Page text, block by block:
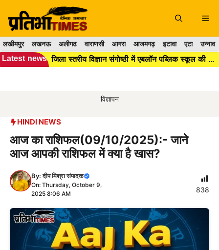
content
लखीमपुर लखनऊ अलीगढ वाराणसी आगरा आजमगढ़ इटावा एटा उन्नाव
Latest news जिला स्तरीय विज्ञान संगोष्ठी में एबलॉन पब्लिक स्कूल की छात्रा आराध्या वर्मा प्रथम, प्रदेश स्तर के लि...
विज्ञापन
HINDI NEWS
आज का राशिफल(09/10/2025):- जाने
आज आपकी राशिफल में क्या है खास?
By:दीप मिश्रा संपादक
On: Thursday, October 9,
2025 8:06 AM
838